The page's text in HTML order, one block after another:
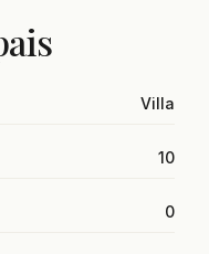
Villa
10
0